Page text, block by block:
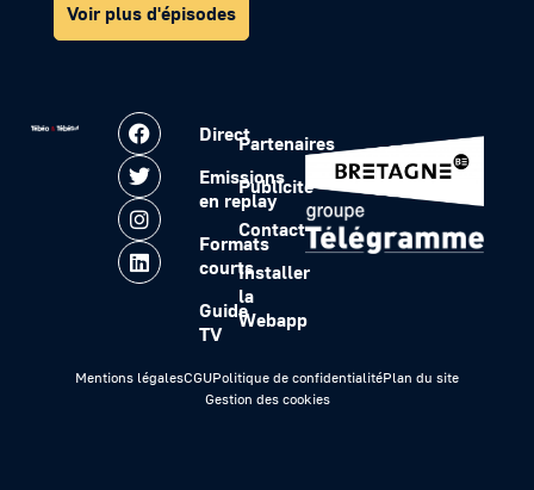
Voir plus d'épisodes
Direct
Emissions
en replay
Formats
courts
Guide
TV
Partenaires
Publicité
Contact
Installer
la
Webapp
Mentions légalesCGUPolitique de confidentialitéPlan du site
Gestion des cookies